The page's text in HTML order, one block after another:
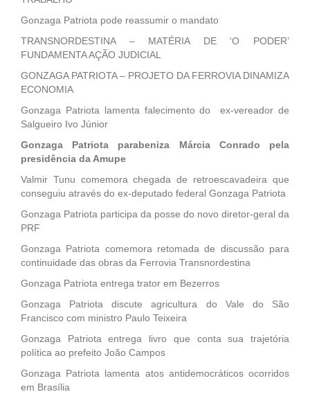
Gonzaga Patriota pode reassumir o mandato
TRANSNORDESTINA – MATÉRIA DE ‘O PODER’
FUNDAMENTA AÇÃO JUDICIAL
GONZAGA PATRIOTA – PROJETO DA FERROVIA DINAMIZA
ECONOMIA
Gonzaga Patriota lamenta falecimento do ex-vereador de
Salgueiro Ivo Júnior
Gonzaga Patriota parabeniza Márcia Conrado pela
presidência da Amupe
Valmir Tunu comemora chegada de retroescavadeira que
conseguiu através do ex-deputado federal Gonzaga Patriota
Gonzaga Patriota participa da posse do novo diretor-geral da
PRF
Gonzaga Patriota comemora retomada de discussão para
continuidade das obras da Ferrovia Transnordestina
Gonzaga Patriota entrega trator em Bezerros
Gonzaga Patriota discute agricultura do Vale do São
Francisco com ministro Paulo Teixeira
Gonzaga Patriota entrega livro que conta sua trajetória
política ao prefeito João Campos
Gonzaga Patriota lamenta atos antidemocráticos ocorridos
em Brasília